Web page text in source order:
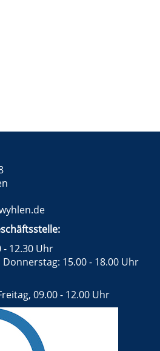
- 12.30 Uhr
15.00 - 18.00 Uhr
09.00 - 12.00 Uhr